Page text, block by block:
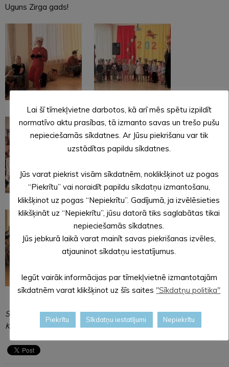
Uguns Zirga gads!
Sagatavoja: pirmsskolas izglītības mūzikas skolotāja Santa
KĻAVA – BŪMANE
Lai šī tīmekļvietne darbotos, kā arī mēs spētu izpildīt
normatīvo aktu prasības, tā izmanto savas un trešo pušu
nepieciešamās sīkdatnes. Ar Jūsu piekrišanu var tik
uzstādītas papildu sīkdatnes.
Jūs varat piekrist visām sīkdatnēm, noklikšķinot uz pogas
“Piekrītu” vai noraidīt papildu sīkdatņu izmantošanu,
klikšķinot uz pogas “Nepiekrītu”. Gadījumā, ja izvēlēsieties
klikšķināt uz “Nepiekrītu”, jūsu datorā tiks saglabātas tikai
nepieciešamās sīkdatnes.
Jūs jebkurā laikā varat mainīt savas piekrišanas izvēles,
atjauninot sīkdatņu iestatījumus.
Iegūt vairāk informācijas par tīmekļvietnē izmantotajām
sīkdatnēm varat klikšķinot uz šīs saites "Sīkdatņu politika"
Piekrītu Sīkdatņu iestatījumi Nepiekrītu